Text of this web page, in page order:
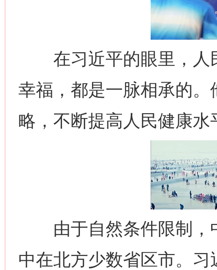
在习近平的眼里，人
幸福，都是一脉相承的。
略，不断提高人民健康水
由于自然条件限制，
中在北方少数省区市。